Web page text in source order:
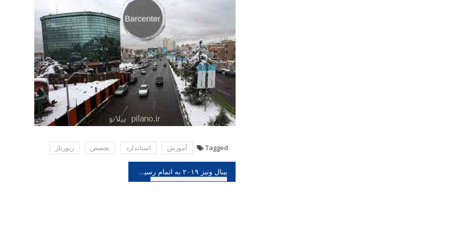
Tagged آموزش استاندارد تخصص رپورتاژ
راهبری
بینال ونیز ۲۰۱۹ به اتمام رسید بعلاوه تصاویر